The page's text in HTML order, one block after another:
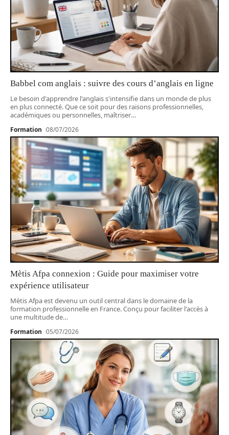
Babbel com anglais : suivre des cours d’anglais en ligne
Le besoin d'apprendre l'anglais s'intensifie dans un monde de plus
en plus connecté. Que ce soit pour des raisons professionnelles,
académiques ou personnelles, maîtriser…
Formation 08/07/2026
Mètis Afpa connexion : Guide pour maximiser votre
expérience utilisateur
Mètis Afpa est devenu un outil central dans le domaine de la
formation professionnelle en France. Conçu pour faciliter l'accès à
une multitude de…
Formation 05/07/2026